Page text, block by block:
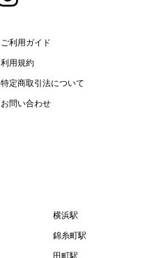
ご利用ガイド
利用規約
特定商取引法について
お問い合わせ
横浜駅
錦糸町駅
田町駅